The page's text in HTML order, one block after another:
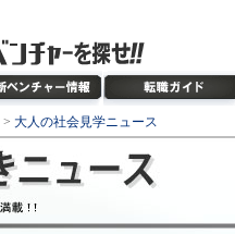
> 大人の社会見学ニュース